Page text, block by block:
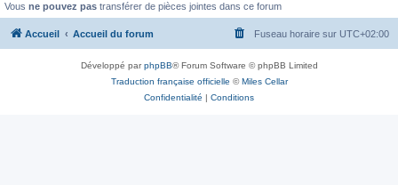
Vous ne pouvez pas transférer de pièces jointes dans ce forum
Accueil Accueil du forum Fuseau horaire sur UTC+02:00
Développé parphpBB® Forum Software © phpBB Limited
Traduction française officielle ©Miles Cellar
Confidentialité | Conditions